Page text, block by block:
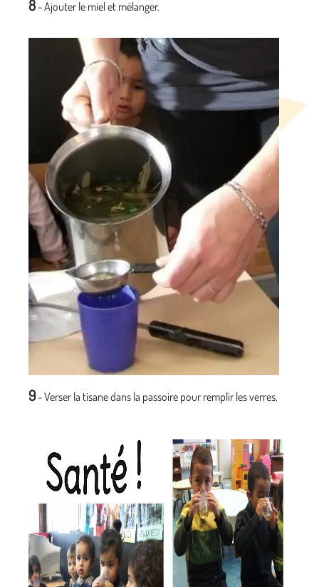
8- Ajouter le miel et mélanger.
9- Verser la tisane dans la passoire pour remplir les verres.